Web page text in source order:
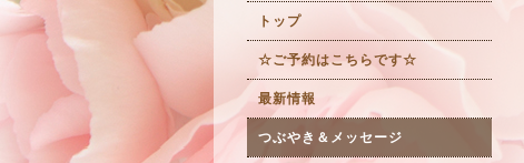
トップ
☆ご予約はこちらです☆
最新情報
つぶやき＆メッセージ